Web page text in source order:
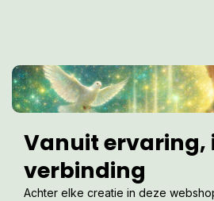
Vanuit ervaring,
verbinding
Achter elke creatie in deze